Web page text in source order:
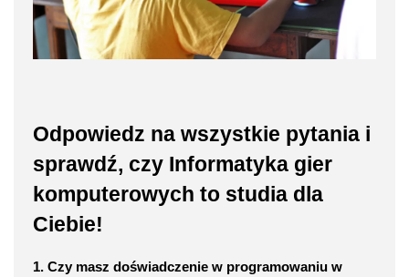
Odpowiedz na wszystkie pytania i
sprawdź, czy Informatyka gier
komputerowych to studia dla
Ciebie!
1. Czy masz doświadczenie w programowaniu w